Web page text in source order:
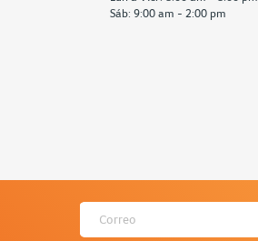
Sáb: 9:00 am - 2:00 pm